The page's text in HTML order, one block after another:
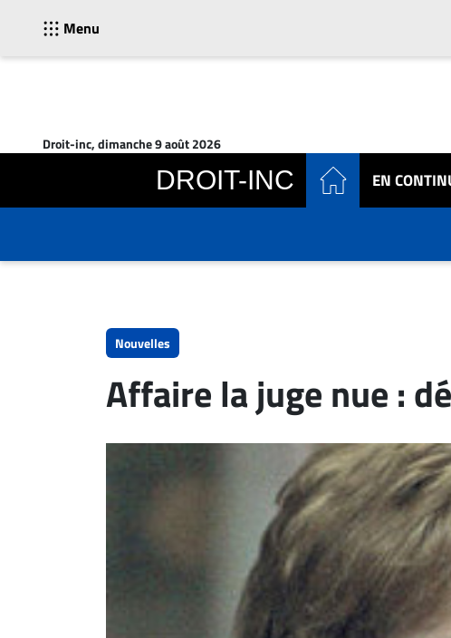
Menu
Droit-inc, dimanche 9 août 2026
DROIT-INC EN
En
Nominations
Conseillers
CARRIÈRE
Nouvelles
Affaire la juge nue :